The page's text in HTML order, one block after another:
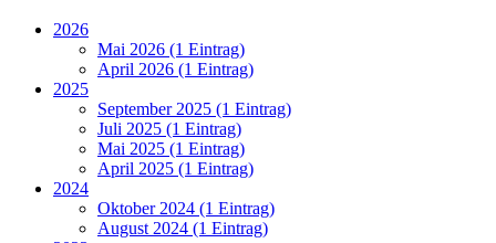
2026
Mai 2026 (1 Eintrag)
April 2026 (1 Eintrag)
2025
September 2025 (1 Eintrag)
Juli 2025 (1 Eintrag)
Mai 2025 (1 Eintrag)
April 2025 (1 Eintrag)
2024
Oktober 2024 (1 Eintrag)
August 2024 (1 Eintrag)